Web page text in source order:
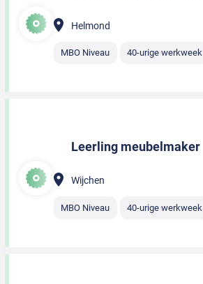
Helmond
MBO Niveau 40-urige werkweek
Leerling meubelmaker
Wijchen
MBO Niveau 40-urige werkweek